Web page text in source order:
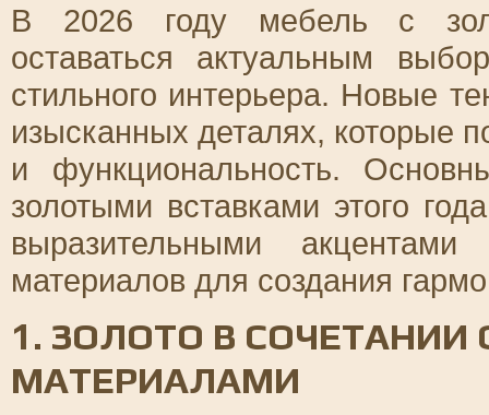
В 2026 году мебель с
оставаться актуальным
стильного интерьера. Новые
изысканных деталях, которые
и функциональность.
золотыми вставками этого
выразительными
материалов для создания
1. ЗОЛОТО В
МАТЕРИАЛАМИ